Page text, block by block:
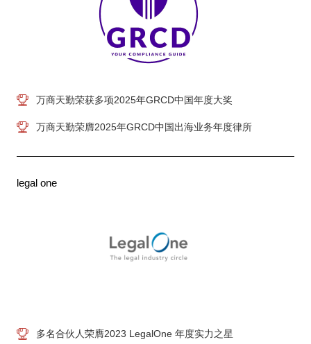
万商天勤荣获多项2025年GRCD中国年度大奖
万商天勤荣膺2025年GRCD中国出海业务年度律所
legal one
多名合伙人荣膺2023 LegalOne 年度实力之星